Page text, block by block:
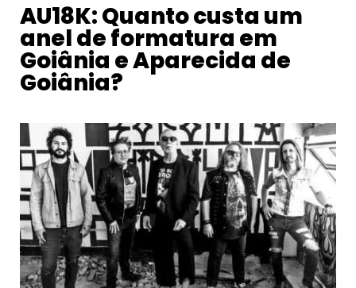
AU18K: Quanto custa um
anel de formatura em
Goiânia e Aparecida de
Goiânia?